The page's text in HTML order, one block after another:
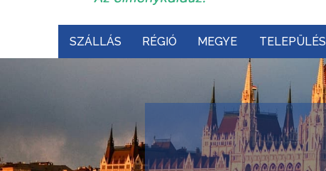
SZÁLLÁS RÉGIÓ MEGYE TELEPÜLÉS